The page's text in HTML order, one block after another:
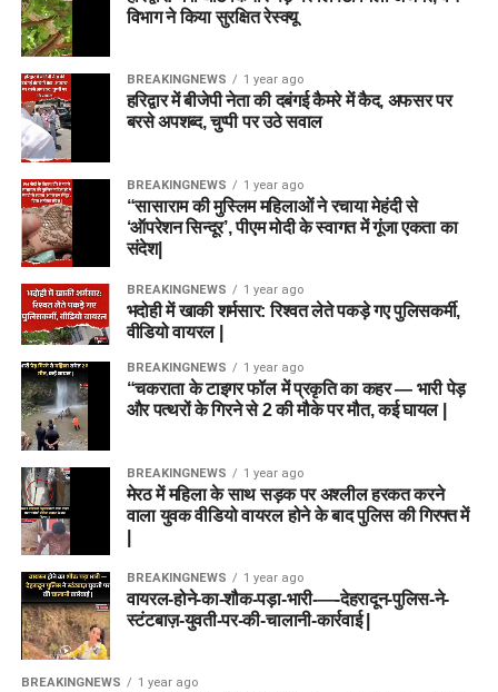
विभाग ने किया सुरक्षित रेस्क्यू
BREAKINGNEWS 1 year ago
हरिद्वार में बीजेपी नेता की दबंगई कैमरे में कैद, अफसर पर
बरसे अपशब्द, चुप्पी पर उठे सवाल
BREAKINGNEWS 1 year ago
“सासाराम की मुस्लिम महिलाओं ने रचाया मेहंदी से
‘ऑपरेशन सिन्दूर’, पीएम मोदी के स्वागत में गूंजा एकता का
संदेश|
BREAKINGNEWS 1 year ago
भदोही में खाकी शर्मसार: रिश्वत लेते पकड़े गए पुलिसकर्मी,
वीडियो वायरल |
BREAKINGNEWS 1 year ago
“चकराता के टाइगर फॉल में प्रकृति का कहर — भारी पेड़
और पत्थरों के गिरने से 2 की मौके पर मौत, कई घायल |
BREAKINGNEWS 1 year ago
मेरठ में महिला के साथ सड़क पर अश्लील हरकत करने
वाला युवक वीडियो वायरल होने के बाद पुलिस की गिरफ्त में
BREAKINGNEWS 1 year ago
वायरल-होने-का-शौक-पड़ा-भारी-—-देहरादून-पुलिस-ने-
स्टंटबाज़-युवती-पर-की-चालानी-कार्रवाई |
BREAKINGNEWS 1 year ago